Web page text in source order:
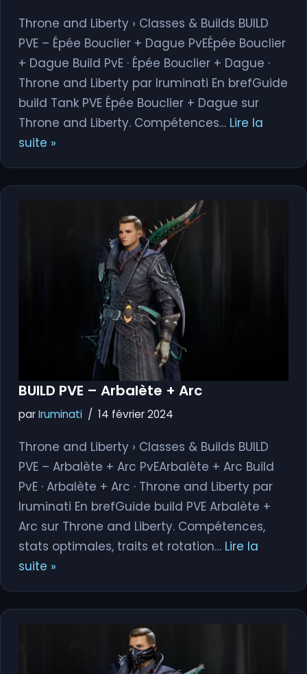
Throne and Liberty › Classes & Builds BUILD
PVE – Épée Bouclier + Dague PvEÉpée Bouclier
+ Dague Build PvE · Épée Bouclier + Dague ·
Throne and Liberty par Iruminati En brefGuide
build Tank PVE Épée Bouclier + Dague sur
Throne and Liberty. Compétences… Lire la
suite »
BUILD PVE – Arbalète + Arc
parIruminati 14 février 2024
Throne and Liberty › Classes & Builds BUILD
PVE – Arbalète + Arc PvEArbalète + Arc Build
PvE · Arbalète + Arc · Throne and Liberty par
Iruminati En brefGuide build PVE Arbalète +
Arc sur Throne and Liberty. Compétences,
stats optimales, traits et rotation… Lire la
suite »